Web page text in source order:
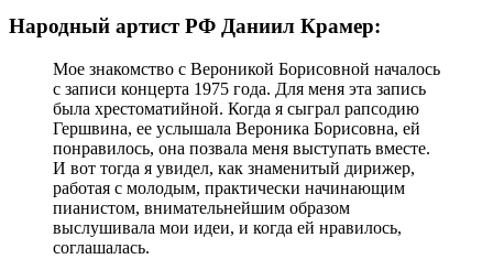
Народный артист РФ Даниил Крамер:
Мое знакомство с Вероникой Борисовной началось
с записи концерта 1975 года. Для меня эта запись
была хрестоматийной. Когда я сыграл рапсодию
Гершвина, ее услышала Вероника Борисовна, ей
понравилось, она позвала меня выступать вместе.
И вот тогда я увидел, как знаменитый дирижер,
работая с молодым, практически начинающим
пианистом, внимательнейшим образом
выслушивала мои идеи, и когда ей нравилось,
соглашалась.